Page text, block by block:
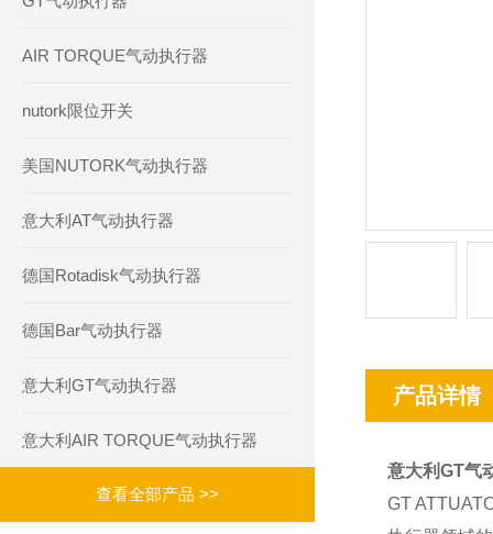
AIR TORQUE气动执行器
nutork限位开关
美国NUTORK气动执行器
意大利AT气动执行器
德国Rotadisk气动执行器
德国Bar气动执行器
意大利GT气动执行器
意大利AIR TORQUE气动执行器
查看全部产品 >>
产品详情
意大利GT气
GT